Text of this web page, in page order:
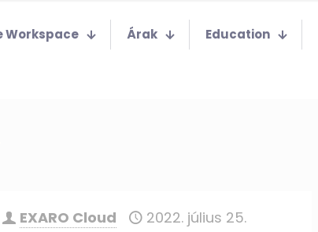
Workspace Árak Education
EXARO Cloud 2022. július 25.